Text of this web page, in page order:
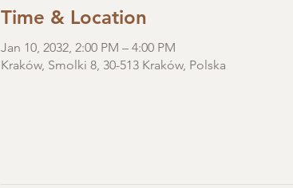
Time & Location
Jan 10, 2032, 2:00 PM – 4:00 PM
Kraków, Smolki 8, 30-513 Kraków, Polska